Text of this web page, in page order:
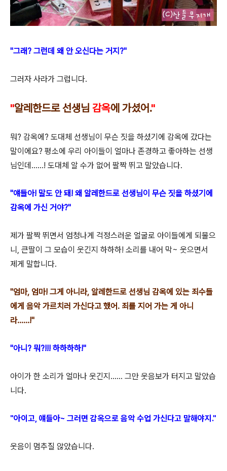
"그래? 그런데 왜 안 오신다는 거지?"
그러자 사라가 그럽니다.
"알레한드로선생님 감옥에 가셨어."
뭐? 감옥에? 도대체 선생님이 무슨 짓을 하셨기에 감옥에 갔다는
말이에요? 평소에 우리 아이들이 얼마나 존경하고 좋아하는 선생
님인데......! 도대체 알 수가 없어 팔짝 뛰고 말았습니다.
"얘들아! 말도 안 돼! 왜 알레한드로 선생님이 무슨 짓을 하셨기에
감옥에 가신 거야?"
제가 팔짝 뛰면서 엄청나게 걱정스러운 얼굴로 아이들에게 되물으
니, 큰딸이 그 모습이 웃긴지 하하하! 소리를 내어 막~ 웃으면서
제게 말합니다.
"엄마, 엄마! 그게 아니라, 알레한드로 선생님 감옥에 있는 죄수들
에게 음악 가르치러 가신다고 했어. 죄를 지어 가는 게 아니
라......!"
"아니? 뭐?!!! 하하하하!"
아이가 한 소리가 얼마나 웃긴지...... 그만 웃음보가 터지고 말았습
니다.
"아이고, 얘들아~ 그러면감옥으로 음악 수업 가신다고 말해야지."
웃음이 멈추질 않았습니다.